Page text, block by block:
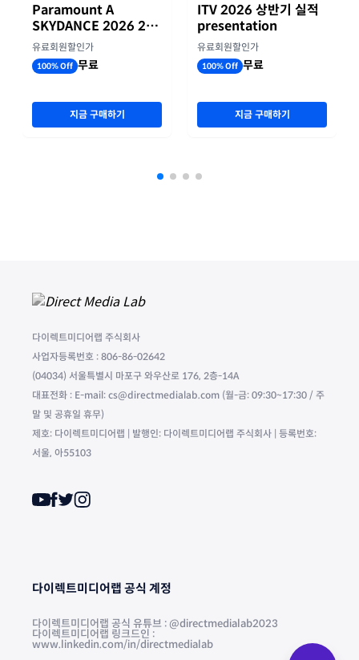
Paramount A
SKYDANCE 2026 2분
기 실적
유료회원할인가
100% Off 무료
지금 구매하기
ITV 2026 상반기 실적
presentation
유료회원할인가
100% Off 무료
지금 구매하기
다이렉트미디어랩 주식회사
사업자등록번호 : 806-86-02642
(04034) 서울특별시 마포구 와우산로 176, 2층-14A
대표전화 : E-mail: cs@directmedialab.com (월-금: 09:30~17:30 / 주
말 및 공휴일 휴무)
제호: 다이렉트미디어랩 | 발행인: 다이렉트미디어랩 주식회사 | 등록번호:
서울, 아55103
다이렉트미디어랩 공식 계정
다이렉트미디어랩 공식 유튜브 : @directmedialab2023
다이렉트미디어랩 링크드인 :
www.linkedin.com/in/directmedialab